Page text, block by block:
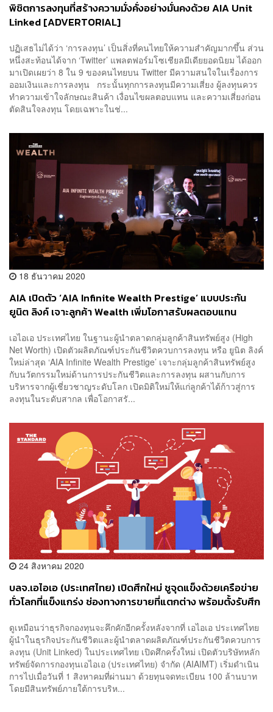
พิชิตการลงทุนที่สร้างความมั่งคั่งอย่างมั่นคงด้วย AIA Unit
Linked [ADVERTORIAL]
ปฏิเสธไม่ได้ว่า ‘การลงทุน’ เป็นสิ่งที่คนไทยให้ความสำคัญมากขึ้น ส่วน
หนึ่งสะท้อนได้จาก ‘Twitter’ แพลตฟอร์มโซเชียลมีเดียยอดนิยม ได้ออก
มาเปิดเผยว่า 8 ใน 9 ของคนไทยบน Twitter มีความสนใจในเรื่องการ
ออมเงินและการลงทุน กระนั้นทุกการลงทุนมีความเสี่ยง ผู้ลงทุนควร
ทำความเข้าใจลักษณะสินค้า เงื่อนไขผลตอบแทน และความเสี่ยงก่อน
ตัดสินใจลงทุน โดยเฉพาะในช่...
18 ธันวาคม 2020
AIA เปิดตัว ‘AIA Infinite Wealth Prestige’ แบบประกัน
ยูนิต ลิงค์ เจาะลูกค้า Wealth เพิ่มโอกาสรับผลตอบแทน
เอไอเอ ประเทศไทย ในฐานะผู้นำตลาดกลุ่มลูกค้าสินทรัพย์สูง (High
Net Worth) เปิดตัวผลิตภัณฑ์ประกันชีวิตควบการลงทุน หรือ ยูนิต ลิงค์
ใหม่ล่าสุด ‘AIA Infinite Wealth Prestige’ เจาะกลุ่มลูกค้าสินทรัพย์สูง
กับนวัตกรรมใหม่ด้านการประกันชีวิตและการลงทุน ผสานกับการ
บริหารจากผู้เชี่ยวชาญระดับโลก เปิดมิติใหม่ให้แก่ลูกค้าได้ก้าวสู่การ
ลงทุนในระดับสากล เพื่อโอกาสรั...
24 สิงหาคม 2020
บลจ.เอไอเอ (ประเทศไทย) เปิดศึกใหม่ ชูจุดแข็งด้วยเครือข่าย
ทั่วโลกที่แข็งแกร่ง ช่องทางการขายที่แตกต่าง พร้อมตั้งรับศึก
ดูเหมือนว่าธุรกิจกองทุนจะคึกคักอีกครั้งหลังจากที่ เอไอเอ ประเทศไทย
ผู้นำในธุรกิจประกันชีวิตและผู้นำตลาดผลิตภัณฑ์ประกันชีวิตควบการ
ลงทุน (Unit Linked) ในประเทศไทย เปิดศึกครั้งใหม่ เปิดตัวบริษัทหลัก
ทรัพย์จัดการกองทุนเอไอเอ (ประเทศไทย) จำกัด (AIAIMT) เริ่มดำเนิน
การไปเมื่อวันที่ 1 สิงหาคมที่ผ่านมา ด้วยทุนจดทะเบียน 100 ล้านบาท
โดยมีสินทรัพย์ภายใต้การบริห...